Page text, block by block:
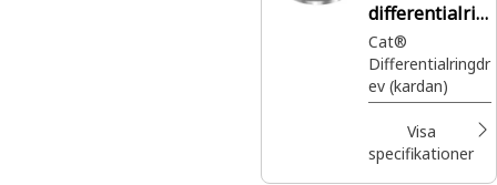
differentialrin
g
Cat®
Differentialringdr
ev (kardan)
Visa
specifikationer